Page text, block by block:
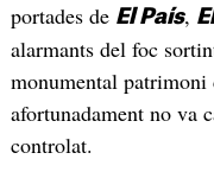
portades de El País,
alarmants del foc
monumental
afortunadament no va
controlat.